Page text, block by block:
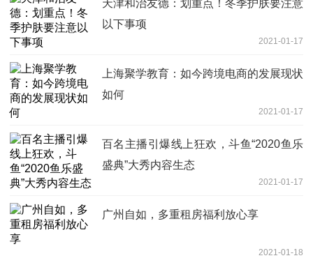
天津和治友德：划重点！冬季护肤要注意
以下事项
2021-01-17
上海聚学教育：如今跨境电商的发展现状
如何
2021-01-17
百名主播引爆线上狂欢，斗鱼“2020鱼乐
盛典”大秀内容生态
2021-01-17
广州自如，多重租房福利放心享
2021-01-18